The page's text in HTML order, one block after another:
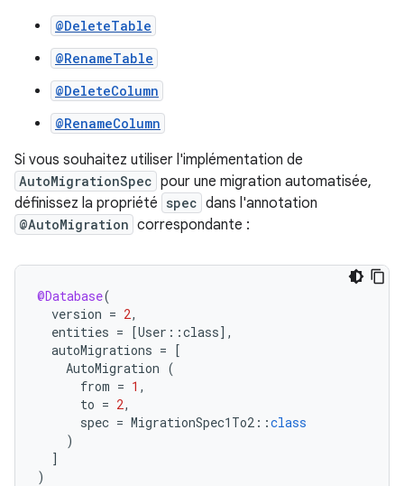
@DeleteTable
@RenameTable
@DeleteColumn
@RenameColumn
Si vous souhaitez utiliser l'implémentation de
AutoMigrationSpec pour une migration automatisée,
définissez la propriété spec dans l'annotation
@AutoMigration correspondante :
@Database(
version = 2,
entities = [User ::class] ,
autoMigrations = [
AutoMigration (
from = 1 ,
to = 2,
spec = MigrationSpec1To2 ::class
)
]
)